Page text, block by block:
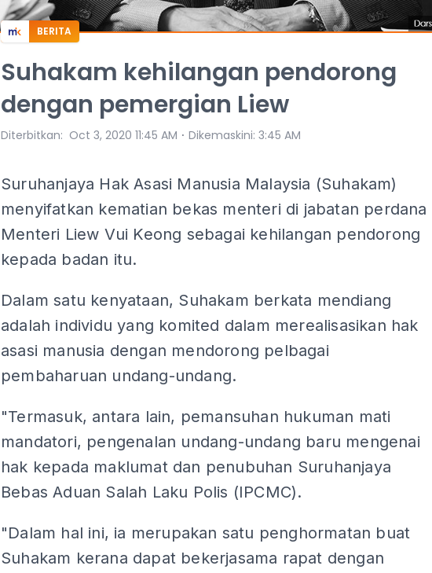
BERITA
Suhakam kehilangan pendorong
dengan pemergian Liew
Diterbitkan: Oct 3, 2020 11:45 AM ⋅ Dikemaskini: 3:45 AM
Suruhanjaya Hak Asasi Manusia Malaysia (Suhakam)
menyifatkan kematian bekas menteri di jabatan perdana
Menteri Liew Vui Keong sebagai kehilangan pendorong
kepada badan itu.
Dalam satu kenyataan, Suhakam berkata mendiang
adalah individu yang komited dalam merealisasikan hak
asasi manusia dengan mendorong pelbagai
pembaharuan undang-undang.
"Termasuk, antara lain, pemansuhan hukuman mati
mandatori, pengenalan undang-undang baru mengenai
hak kepada maklumat dan penubuhan Suruhanjaya
Bebas Aduan Salah Laku Polis (IPCMC).
"Dalam hal ini, ia merupakan satu penghormatan buat
Suhakam kerana dapat bekerjasama rapat dengan